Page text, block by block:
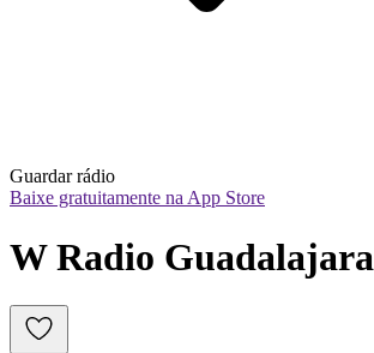
Guardar rádio
Baixe gratuitamente na App Store
W Radio Guadalajara